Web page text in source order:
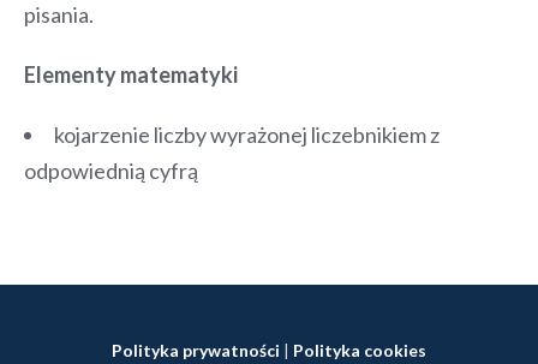
pisania.
Elementy matematyki
kojarzenie liczby wyrażonej liczebnikiem z
odpowiednią cyfrą
Polityka prywatności | Polityka cookies